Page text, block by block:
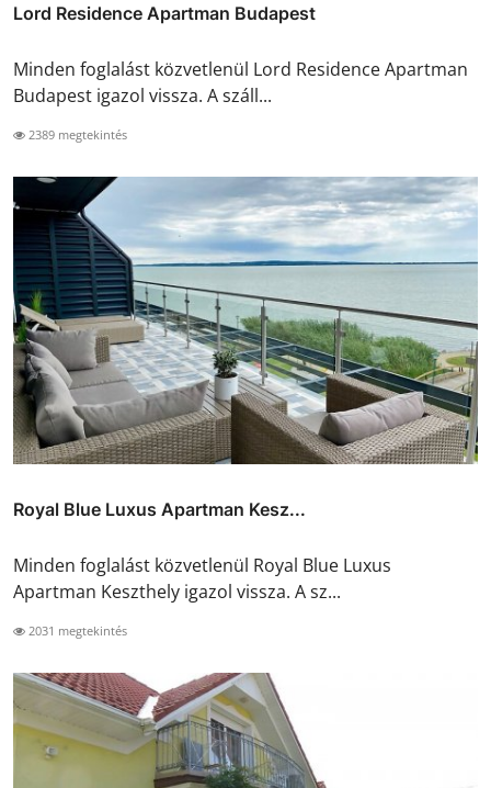
Lord Residence Apartman Budapest
Minden foglalást közvetlenül Lord Residence Apartman
Budapest igazol vissza. A száll...
2389 megtekintés
Royal Blue Luxus Apartman Kesz...
Minden foglalást közvetlenül Royal Blue Luxus
Apartman Keszthely igazol vissza. A sz...
2031 megtekintés